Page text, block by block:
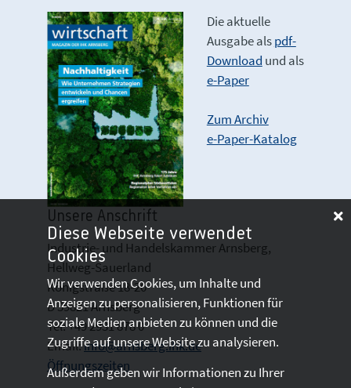
Die aktuelle
Ausgabe alspdf-
Download und als
e-Paper
Zum Archiv
e-Paper-Katalog
Unsere Anschrift
Industrie- und Handelskammer Arnsberg,
Hellweg-Sauerland
Königstraße 18-20
D 59821 Arnsberg
Tel: +49 2931 878 0
Email:info@arnsberg.ihk.de
Öffnungszeiten
Diese Webseite verwendet
Cookies
Wir verwenden Cookies, um Inhalte und
Anzeigen zu personalisieren, Funktionen für
soziale Medien anbieten zu können und die
Zugriffe auf unsere Website zu analysieren.
Außerdem geben wir Informationen zu Ihrer